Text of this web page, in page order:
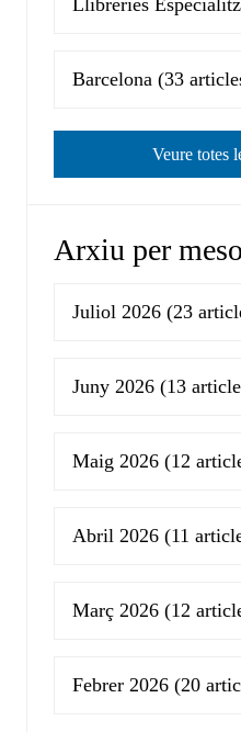
Barcelona (33
Veure totes
Arxiu per
Juliol 2026 (23
Juny 2026 (13
Maig 2026 (12
Abril 2026 (11
Març 2026 (12
Febrer 2026 (20